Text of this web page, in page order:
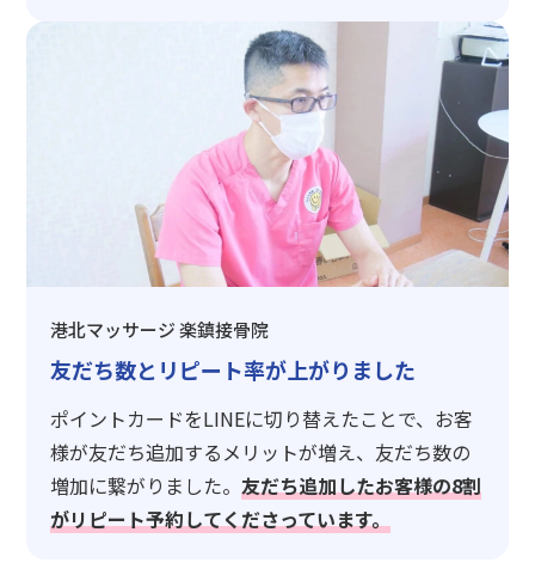
港北マッサージ 楽鎮接骨院
友だち数とリピート率が上がりました
ポイントカードをLINEに切り替えたことで、お客
様が友だち追加するメリットが増え、友だち数の
増加に繋がりました。友だち追加したお客様の8割
がリピート予約してくださっています。